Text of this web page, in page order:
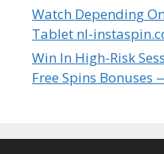
Watch Depending
Tablet nl-
Win In High-Risk
Free Spins Bonuses